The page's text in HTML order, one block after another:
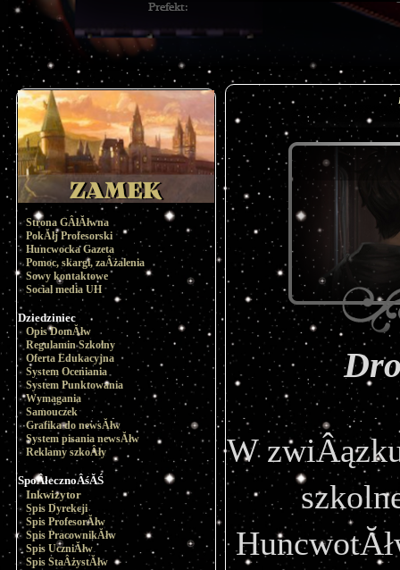
Strona GÂłĂłwna
PokĂłj Profesorski
Huncwocka Gazeta
Pomoc, skargi, zaÂżalenia
Sowy kontaktowe
Social media UH
Dziedziniec
Opis DomĂłw
Regulamin Szkolny
Oferta Edukacyjna
System Oceniania
System Punktowania
Wymagania
Samouczek
Grafika do newsĂłw
System pisania newsĂłw
Reklamy szkoÂły
SpoÂłecznoÂśĂŚ
Inkwizytor
Spis Dyrekcji
Spis ProfesorĂłw
Spis PracownikĂłw
Spis UczniĂłw
Spis StaÂżystĂłw
W